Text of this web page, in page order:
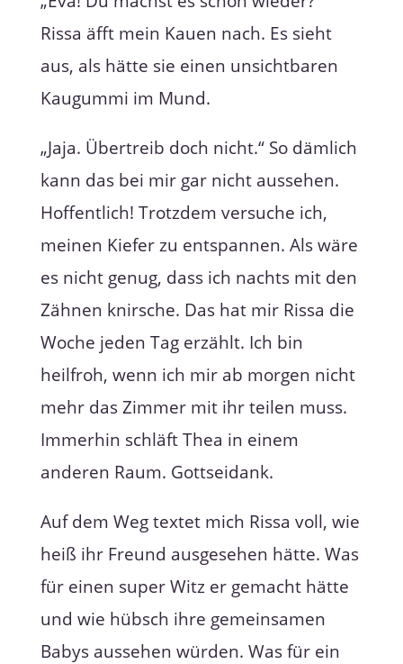
Rissa äfft mein Kauen nach. Es sieht
aus, als hätte sie einen unsichtbaren
Kaugummi im Mund.
„Jaja. Übertreib doch nicht.“ So dämlich
kann das bei mir gar nicht aussehen.
Hoffentlich! Trotzdem versuche ich,
meinen Kiefer zu entspannen. Als wäre
es nicht genug, dass ich nachts mit den
Zähnen knirsche. Das hat mir Rissa die
Woche jeden Tag erzählt. Ich bin
heilfroh, wenn ich mir ab morgen nicht
mehr das Zimmer mit ihr teilen muss.
Immerhin schläft Thea in einem
anderen Raum. Gottseidank.
Auf dem Weg textet mich Rissa voll, wie
heiß ihr Freund ausgesehen hätte. Was
für einen super Witz er gemacht hätte
und wie hübsch ihre gemeinsamen
Babys aussehen würden. Was für ein